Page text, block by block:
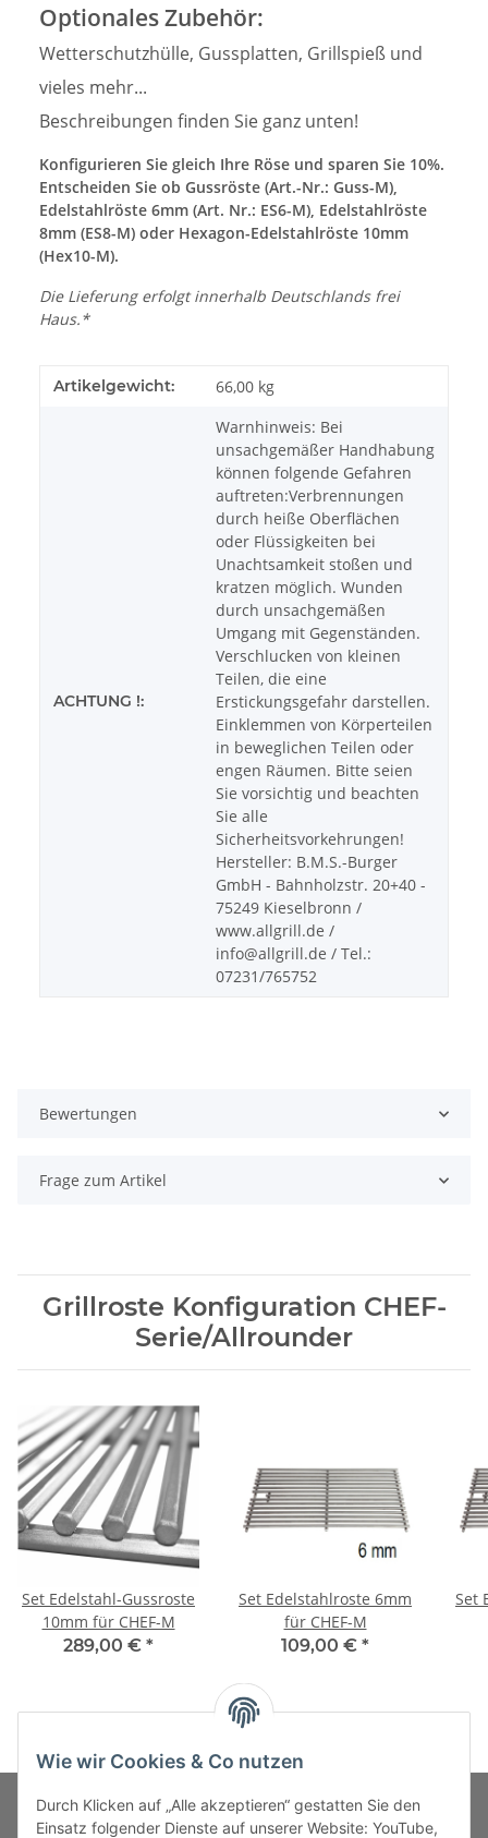
Optionales Zubehör:
Wetterschutzhülle, Gussplatten, Grillspieß und
vieles mehr...
Beschreibungen finden Sie ganz unten!
Konfigurieren Sie gleich Ihre Röse und sparen Sie 10%.
Entscheiden Sie ob Gussröste (Art.-Nr.: Guss-M),
Edelstahlröste 6mm (Art. Nr.: ES6-M), Edelstahlröste
8mm (ES8-M) oder Hexagon-Edelstahlröste 10mm
(Hex10-M).
Die Lieferung erfolgt innerhalb Deutschlands frei
Haus.*
Artikelgewicht: 66,00 kg
ACHTUNG !:
Warnhinweis: Bei
unsachgemäßer Handhabung
können folgende Gefahren
auftreten:Verbrennungen
durch heiße Oberflächen
oder Flüssigkeiten bei
Unachtsamkeit stoßen und
kratzen möglich. Wunden
durch unsachgemäßen
Umgang mit Gegenständen.
Verschlucken von kleinen
Teilen, die eine
Erstickungsgefahr darstellen.
Einklemmen von Körperteilen
in beweglichen Teilen oder
engen Räumen. Bitte seien
Sie vorsichtig und beachten
Sie alle
Sicherheitsvorkehrungen!
Hersteller: B.M.S.-Burger
GmbH - Bahnholzstr. 20+40 -
75249 Kieselbronn /
www.allgrill.de /
info@allgrill.de / Tel.:
07231/765752
Bewertungen
Frage zum Artikel
Grillroste Konfiguration CHEF-
Serie/Allrounder
Set Edelstahl-Gussroste
10mm für CHEF-M
289,00 € *
Set Edelstahlroste 6mm
für CHEF-M
109,00 € *
Set
Wie wir Cookies & Co nutzen
Durch Klicken auf „Alle akzeptieren“ gestatten Sie den
Einsatz folgender Dienste auf unserer Website: YouTube,